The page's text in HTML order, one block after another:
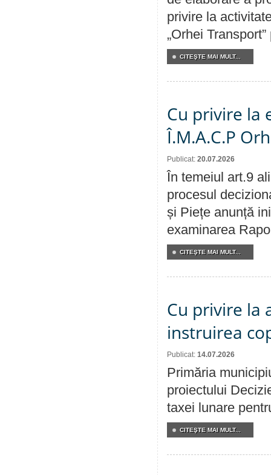
privire la
„Orhei
CITEŞTE MAI MULT...
Cu privire la
Î.M.A.C.P
Publicat: 20.07.2026
În temeiul art.9
procesul
și Piețe anunță
examinarea
CITEŞTE MAI MULT...
Cu privire la
instruirea
Publicat: 14.07.2026
Primăria
proiectului
taxei lunare
CITEŞTE MAI MULT...